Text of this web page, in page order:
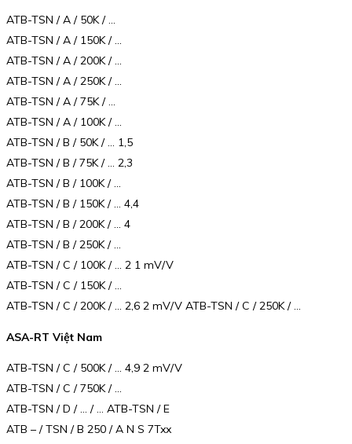
ATB-TSN / A / 50K / …
ATB-TSN / A / 150K / …
ATB-TSN / A / 200K / …
ATB-TSN / A / 250K / …
ATB-TSN / A / 75K / …
ATB-TSN / A / 100K / …
ATB-TSN / B / 50K / … 1,5
ATB-TSN / B / 75K / … 2,3
ATB-TSN / B / 100K / …
ATB-TSN / B / 150K / … 4,4
ATB-TSN / B / 200K / … 4
ATB-TSN / B / 250K / …
ATB-TSN / C / 100K / … 2 1 mV/V
ATB-TSN / C / 150K / …
ATB-TSN / C / 200K / … 2,6 2 mV/V ATB-TSN / C / 250K / …
ASA-RT Việt Nam
ATB-TSN / C / 500K / … 4,9 2 mV/V
ATB-TSN / C / 750K / …
ATB-TSN / D / … / … ATB-TSN / E
ATB – / TSN / B 250 / A N S 7Txx